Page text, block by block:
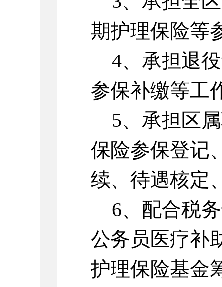
期护理保险等
4、承担退
参保补缴等工
5、承担区
保险参保登记
续、待遇核定
6、配合税
公务员医疗补
护理保险基金